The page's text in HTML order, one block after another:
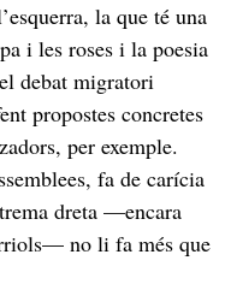
la que té una
i les roses i la poesia
debat migratori
propostes concretes
per exemple.
fa de carícia
dreta —encara
no li fa més que